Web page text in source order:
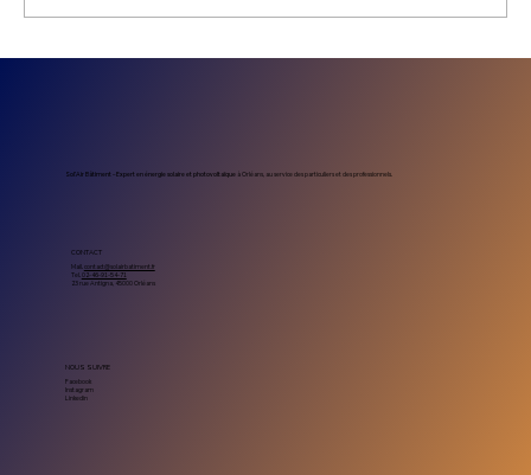
Sol’Air Bâtiment – Expert en énergie solaire et photovoltaïqueà Orléans, au service des particuliers et des professionnels.
CONTACT
Mail.contact@solairbatiment.fr
Tel.02-46-91-54-71
23 rue Antigna, 45000 Orléans
NOUS SUIVRE
Facebook
Instagram
Linkedin